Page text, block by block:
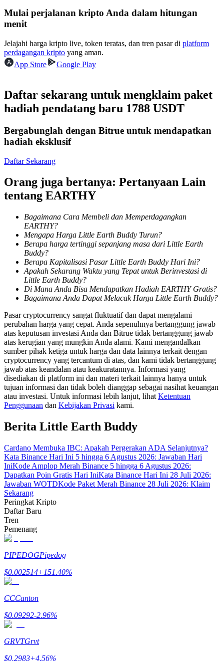
Nikmati pembagian keuntungan dan komisi copy trading
Informasi
Analisis data besar termasuk info perdagangan, dll.
Memandu
Panduan Pemula Berjangka
Strategi perdagangan
Pelajari cara untuk tetap menghasilkan keuntungan
Menghasilkan
Babi Kekuatan
Dapatkan imbalan kompetitif setiap hari
Mulai perjalanan kripto Anda dalam hitungan
menit
Jelajahi harga kripto live, token teratas, dan tren pasar di platform
perdagangan kripto yang aman.
App Store
Google Play
Daftar sekarang untuk mengklaim paket
hadiah pendatang baru 1788 USDT
Bergabunglah dengan Bitrue untuk mendapatkan
hadiah eksklusif
Daftar Sekarang
Orang juga bertanya: Pertanyaan Lain
tentang EARTHY
Bagaimana Cara Membeli dan Memperdagangkan
EARTHY?
Mengapa Harga Little Earth Buddy Turun?
Berapa harga tertinggi sepanjang masa dari Little Earth
Buddy?
Berapa Kapitalisasi Pasar Little Earth Buddy Hari Ini?
Apakah Sekarang Waktu yang Tepat untuk Berinvestasi di
Little Earth Buddy?
Di Mana Anda Bisa Mendapatkan Hadiah EARTHY Gratis?
Bagaimana Anda Dapat Melacak Harga Little Earth Buddy?
Pasar cryptocurrency sangat fluktuatif dan dapat mengalami
perubahan harga yang cepat. Anda sepenuhnya bertanggung jawab
atas keputusan investasi Anda dan Bitrue tidak bertanggung jawab
atas kerugian yang mungkin Anda alami. Kami mengandalkan
sumber pihak ketiga untuk harga dan data lainnya terkait dengan
cryptocurrency yang tercantum di atas, dan kami tidak bertanggung
jawab atas keandalan atau keakuratannya. Informasi yang
disediakan di platform ini dan materi terkait lainnya hanya untuk
tujuan informasi dan tidak boleh dianggap sebagai nasihat keuangan
atau investasi. Untuk informasi lebih lanjut, lihat Ketentuan
Penggunaan dan Kebijakan Privasi kami.
Berita Little Earth Buddy
Cardano Membuka IBC: Apakah Pergerakan ADA Selanjutnya?
Kata Binance Hari Ini 5 hingga 6 Agustus 2026: Jawaban Hari
IniKode Amplop Merah Binance 5 hingga 6 Agustus 2026:
Dapatkan Poin Gratis Hari IniKata Binance Hari Ini 28 Juli 2026:
Jawaban WOTDKode Paket Merah Binance 28 Juli 2026: Klaim
Sekarang
Peringkat Kripto
Daftar Baru
Tren
Pemenang
PIPEDOGPipedog
$0.002514+151.40%
CCCanton
$0.09292-2.96%
GRVTGrvt
$0.2983+4.56%